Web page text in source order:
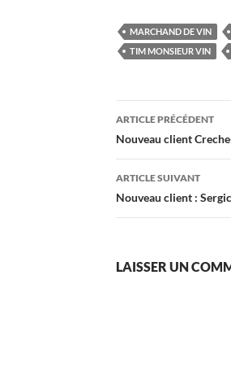
MARCHAND DE VIN
TIM MONSIEUR VIN
Navigation
des
articles
ARTICLE PRÉCÉDENT
Nouveau client
ARTICLE SUIVANT
Nouveau client :
LAISSER UN